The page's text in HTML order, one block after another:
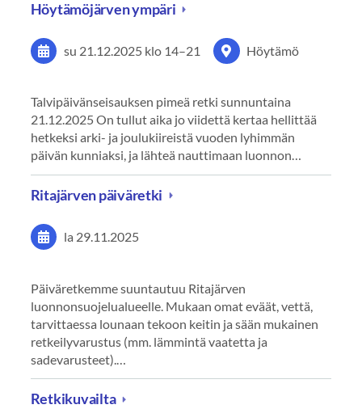
Höytämöjärven ympäri
su 21.12.2025 klo 14–21 Höytämö
Talvipäivänseisauksen pimeä retki sunnuntaina
21.12.2025 On tullut aika jo viidettä kertaa hellittää
hetkeksi arki- ja joulukiireistä vuoden lyhimmän
päivän kunniaksi, ja lähteä nauttimaan luonnon…
Ritajärven päiväretki
la 29.11.2025
Päiväretkemme suuntautuu Ritajärven
luonnonsuojelualueelle. Mukaan omat eväät, vettä,
tarvittaessa lounaan tekoon keitin ja sään mukainen
retkeilyvarustus (mm. lämmintä vaatetta ja
sadevarusteet).…
Retkikuvailta